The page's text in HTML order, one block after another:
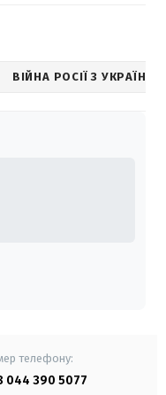
ВІЙНА РОСІЇ З
телефону:
044 390 5077